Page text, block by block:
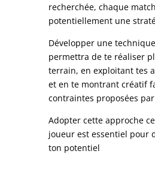
recherchée, chaque
potentiellement une
Développer une
permettra de te réaliser
terrain, en exploitant tes
et en te montrant créatif
contraintes proposées
Adopter cette approche
joueur est essentiel pour
ton potentiel